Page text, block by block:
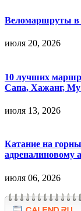
Веломаршруты в
июля 20, 2026
10 лучших
Сапа, Хажанг,
июля 13, 2026
Катание на
адреналиновому
июля 06, 2026